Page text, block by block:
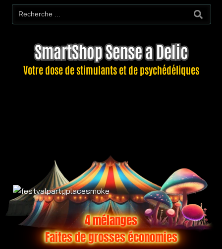
4 mélanges
Faites de grosses économies
SmartShop Sense a Delic
Votre dose de stimulants et de psychédéliques